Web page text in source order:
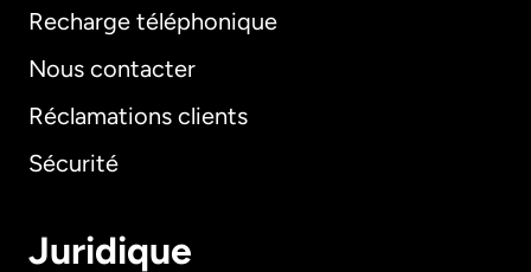
Recharge téléphonique
Nous contacter
Réclamations clients
Sécurité
Juridique